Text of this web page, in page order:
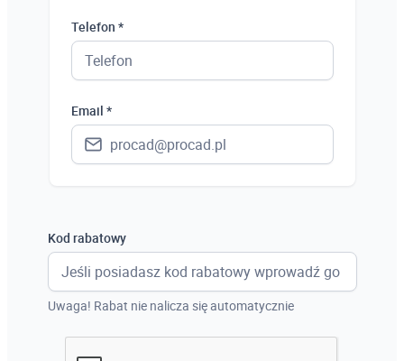
Telefon *
Email *
Kod rabatowy
Uwaga! Rabat nie nalicza się automatycznie
Polska
Ukraina
Niemcy
Wielka Brytania
Włochy
Francja
Szwecja
Holandia